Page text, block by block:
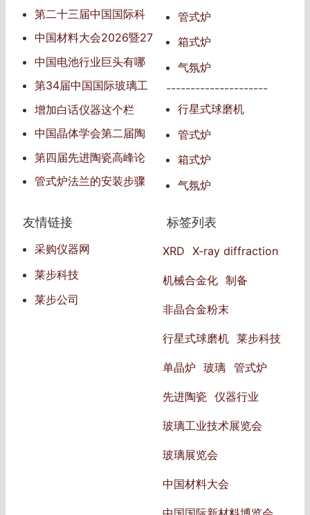
届中国高等教育博览会‌
第二十三届中国国际科
学仪器及实验室装备展览
中国材料大会2026暨27
届中国国际新材料博览会
中国电池行业巨头有哪
第34届中国国际玻璃工
业技术展览会（China Gla
增加白话仪器这个栏
目，发表自己对仪器的见
中国晶体学会第二届陶
瓷青年学术会议
第四届先进陶瓷高峰论
管式炉法兰的安装步骤
管式炉
箱式炉
气氛炉
---------------------
行星式球磨机
管式炉
箱式炉
气氛炉
友情链接
采购仪器网
莱步科技
莱步公司
标签列表
XRD X-ray diffraction
机械合金化 制备
非晶合金粉末
行星式球磨机 莱步科技
单晶炉 玻璃 管式炉
先进陶瓷 仪器行业
玻璃工业技术展览会
玻璃展览会
中国材料大会